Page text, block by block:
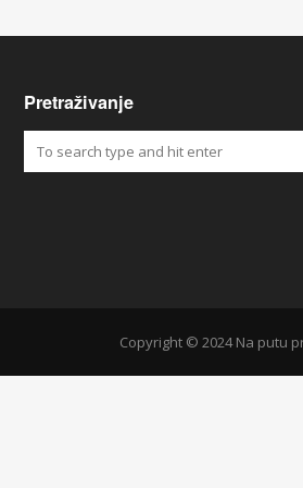
Pretraživanje
Copyright © 2024 Na putu